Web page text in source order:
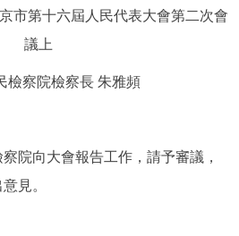
機構職能
專題公開
市第十六屆人民代表大會第二次會
議上
檢察院檢察長 朱雅頻
向大會報告工作，請予審議，
見。